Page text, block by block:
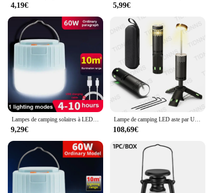
4,19€ 5,99€
9,29€
Lampe de camping LED aste par USB, lanternes portables d'extérieur, lampe de poche magnétique, lampe de secours pour tentes de barbecue, 10000mAh
108,69€